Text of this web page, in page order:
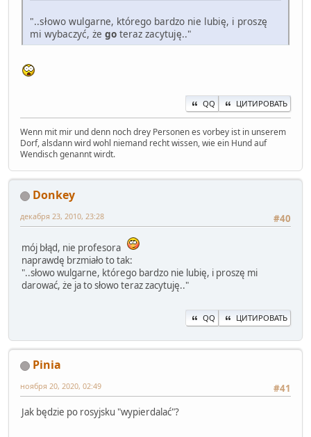
"..słowo wulgarne, którego bardzo nie lubię, i proszę
mi wybaczyć, że go teraz zacytuję.."
QQ ЦИТИРОВАТЬ
Wenn mit mir und denn noch drey Personen es vorbey ist in unserem
Dorf, alsdann wird wohl niemand recht wissen, wie ein Hund auf
Wendisch genannt wirdt.
Donkey
#40
декабря 23, 2010, 23:28
mój błąd, nie profesora
naprawdę brzmiało to tak:
"..słowo wulgarne, którego bardzo nie lubię, i proszę mi
darować, że ja to słowo teraz zacytuję.."
QQ ЦИТИРОВАТЬ
Pinia
#41
ноября 20, 2020, 02:49
Jak będzie po rosyjsku "wypierdalać"?